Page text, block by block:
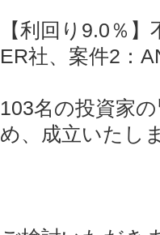
【利回り9.0％
ER社、案件2：
103名の投資家
め、成立いたし